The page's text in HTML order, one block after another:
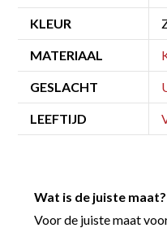
KLEUR
MATERIAAL
GESLACHT
LEEFTIJD
Wat is de juiste maat?
Voor de juiste maat